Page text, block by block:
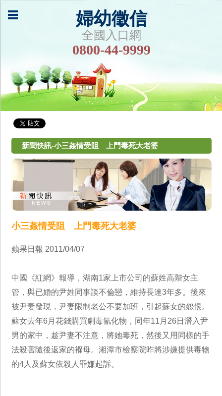
婦幼徵信
全國入口網
0800-44-9999
新聞快訊-小三姦情受阻 上門毒死大老婆
小三姦情受阻 上門毒死大老婆
蘋果日報 2011/04/07
中國《紅網》報導，湖南1家上市公司的蘇姓高階女主
管，與已婚的尹姓同事談不倫戀，維持長達3年多。後來
被尹妻發現，尹妻限制老公不要加班，引起蘇女的怨恨。
蘇女去年6月花錢購買劇毒氰化物，同年11月26日潛入尹
男的家中，趁尹妻不注意，將她毒死，然後又用同樣的手
法殺害隨後返家的褓母。湘潭市檢察院昨將涉嫌提供毒物
的4人及蘇女依殺人罪嫌起訴。